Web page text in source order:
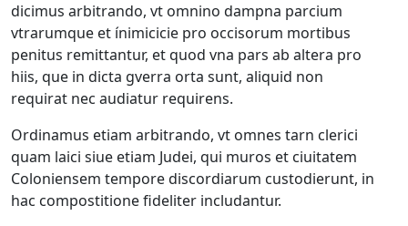
dicimus arbitrando, vt omnino dampna parcium
vtrarumque et ínimicicie pro occisorum mortibus
penitus remittantur, et quod vna pars ab altera pro
hiis, que in dicta gverra orta sunt, aliquid non
requirat nec audiatur requirens.
Ordinamus etiam arbitrando, vt omnes tarn clerici
quam laici siue etiam Judei, qui muros et ciuitatem
Coloniensem tempore discordiarum custodierunt, in
hac compostitione fideliter includantur.